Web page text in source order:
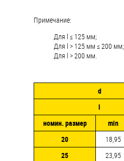
Примечание:
Для l ≤ 125 мм;
Для l > 125 мм ≤ 200 мм;
Для l > 200 мм.
d
l
номин. размер
min
20
18,95
25
23,95